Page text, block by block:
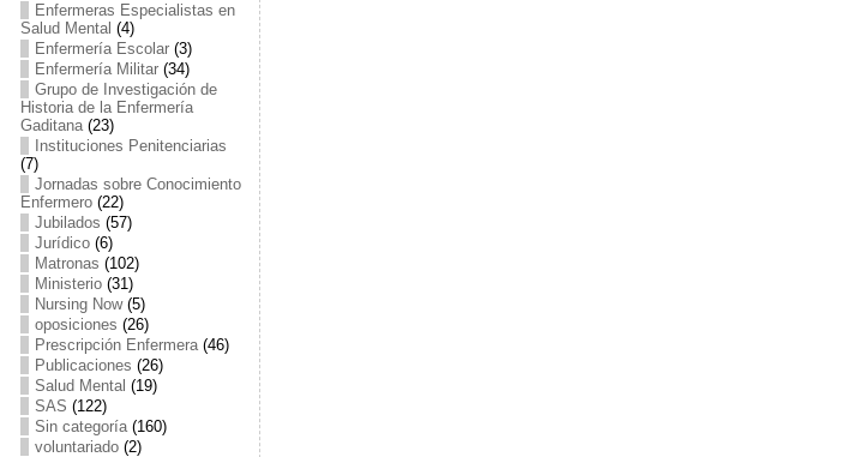
Enfermeras Especialistas en
Salud Mental (4)
Enfermería Escolar(3)
Enfermería Militar(34)
Grupo de Investigación de
Historia de la Enfermería
Gaditana(23)
Instituciones Penitenciarias
(7)
Jornadas sobre Conocimiento
Enfermero(22)
Jubilados (57)
Jurídico(6)
Matronas (102)
Ministerio(31)
Nursing Now(5)
oposiciones (26)
Prescripción Enfermera(46)
Publicaciones (26)
Salud Mental (19)
SAS (122)
Sin categoría(160)
voluntariado(2)